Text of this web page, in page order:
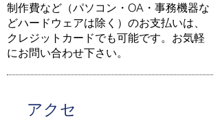
制作費など（パソコン・OA・事務機器な
どハードウェアは除く）のお支払いは、
クレジットカードでも可能です。お気軽
にお問い合わせ下さい。
アクセ